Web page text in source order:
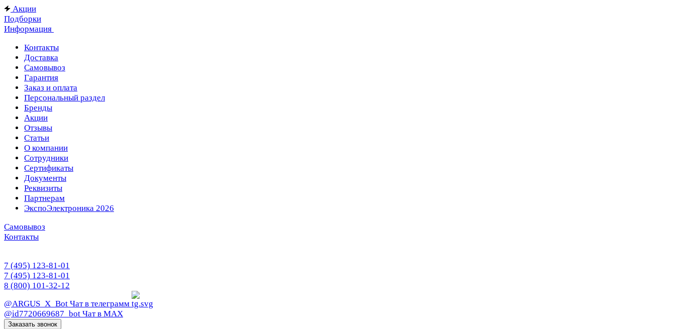
Акции
Подборки
Информация
Контакты
Доставка
Самовывоз
Гарантия
Заказ и оплата
Персональный раздел
Бренды
Акции
Отзывы
Статьи
О компании
Сотрудники
Сертификаты
Документы
Реквизиты
Партнерам
ЭкспоЭлектроника 2026
Самовывоз
Контакты
7 (495) 123-81-01
7 (495) 123-81-01
8 (800) 101-32-12
@ARGUS_X_Bot Чат в телеграмм
@id7720669687_bot Чат в МАХ
Заказать звонок